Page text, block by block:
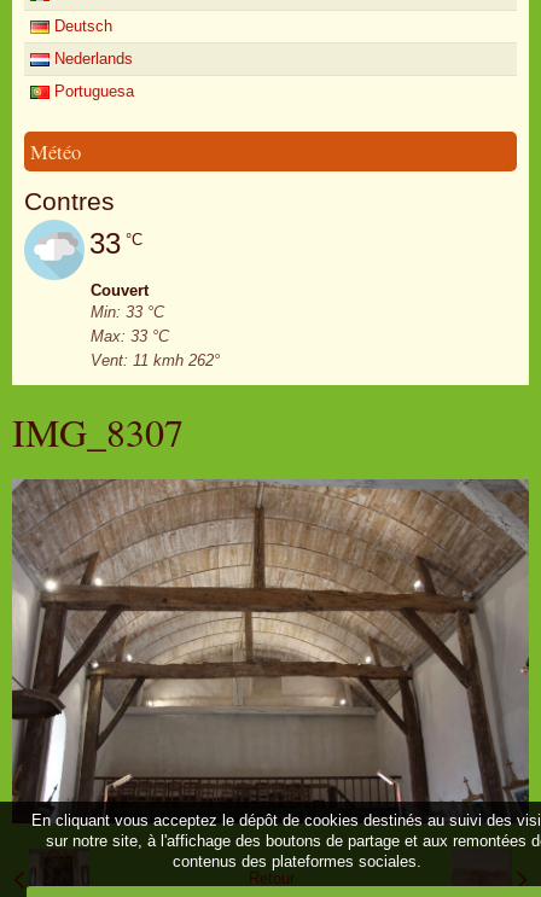
Deutsch
Nederlands
Portuguesa
Météo
Contres
33 °C
Couvert
Min: 33 °C
Max: 33 °C
Vent: 11 kmh 262°
IMG_8307
Retour
En cliquant vous acceptez le dépôt de cookies destinés au suivi des
sur notre site, à l'affichage des boutons de partage et aux remontées
contenus des plateformes sociales.